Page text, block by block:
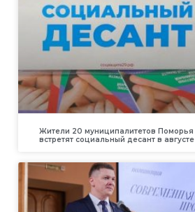
Жители 20 муниципалитетов Поморья
встретят социальный десант в августе